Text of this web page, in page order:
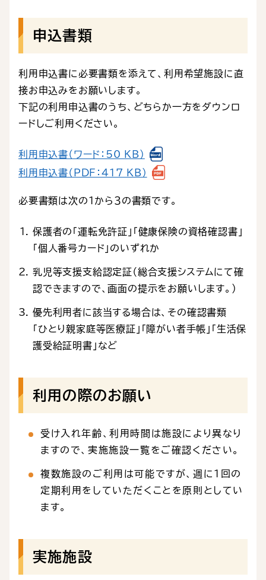
申込書類
利用申込書に必要書類を添えて、利用希望施設に直
接お申込みをお願いします。
下記の利用申込書のうち、どちらか一方をダウンロ
ードしご利用ください。
利用申込書（ワード：50 KB）
利用申込書（PDF：417 KB）
必要書類は次の１から３の書類です。
保護者の「運転免許証」「健康保険の資格確認書」
「個人番号カード」のいずれか
乳児等支援支給認定証（総合支援システムにて確
認できますので、画面の提示をお願いします。）
優先利用者に該当する場合は、その確認書類
「ひとり親家庭等医療証」「障がい者手帳」「生活保
護受給証明書」など
利用の際のお願い
受け入れ年齢、利用時間は施設により異なり
ますので、実施施設一覧をご確認ください。
複数施設のご利用は可能ですが、週に１回の
定期利用をしていただくことを原則としてい
ます。
実施施設